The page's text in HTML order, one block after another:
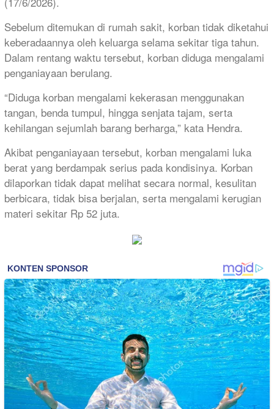
Sebelum ditemukan di rumah sakit, korban tidak diketahui
keberadaannya oleh keluarga selama sekitar tiga tahun.
Dalam rentang waktu tersebut, korban diduga mengalami
penganiayaan berulang.
“Diduga korban mengalami kekerasan menggunakan
tangan, benda tumpul, hingga senjata tajam, serta
kehilangan sejumlah barang berharga,” kata Hendra.
Akibat penganiayaan tersebut, korban mengalami luka
berat yang berdampak serius pada kondisinya. Korban
dilaporkan tidak dapat melihat secara normal, kesulitan
berbicara, tidak bisa berjalan, serta mengalami kerugian
materi sekitar Rp 52 juta.